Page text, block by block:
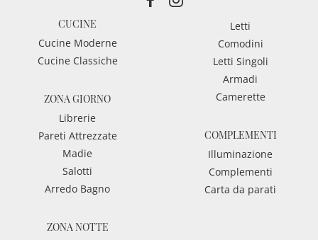
CUCINE
Cucine Moderne
Cucine Classiche
ZONA GIORNO
Librerie
Pareti Attrezzate
Madie
Salotti
Arredo Bagno
ZONA NOTTE
Letti
Comodini
Letti Singoli
Armadi
Camerette
COMPLEMENTI
Illuminazione
Complementi
Carta da parati